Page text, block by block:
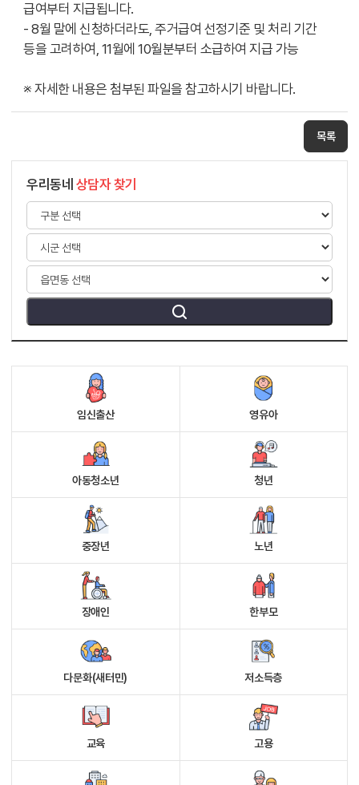
급여부터 지급됩니다.
- 8월 말에 신청하더라도, 주거급여 선정기준 및 처리 기간
등을 고려하여, 11월에 10월분부터 소급하여 지급 가능
※ 자세한 내용은 첨부된 파일을 참고하시기 바랍니다.
목록
우리동네 상담자 찾기
임신출산 영유아
아동청소년 청년
중장년 노년
장애인 한부모
다문화(새터민) 저소득층
교육 고용